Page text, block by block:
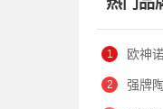
欧神
强牌